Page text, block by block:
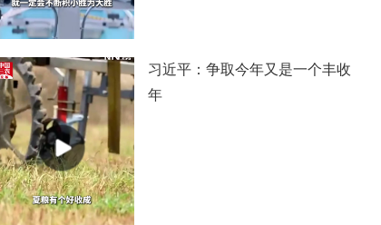
习近平：争取今年又是一个丰收
年